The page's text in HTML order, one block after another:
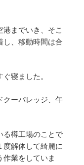
までいき、そこ
し、移動時間は合
寝ました。
クーパレッジ、午
る樽工場のことで
度解体して綺麗に
業をしていま